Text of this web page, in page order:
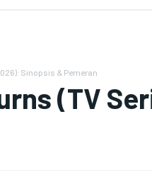
Sinopsis & Pemeran
(TV